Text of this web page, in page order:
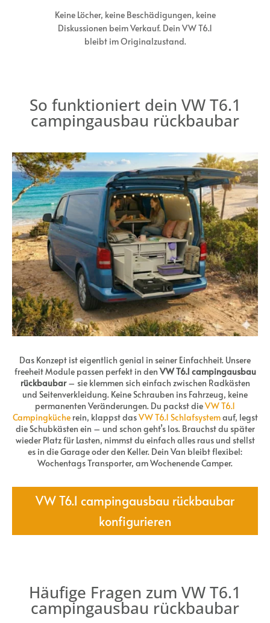
Keine Löcher, keine Beschädigungen, keine
Diskussionen beim Verkauf. Dein VW T6.1
bleibt im Originalzustand.
So funktioniert dein VW T6.1
campingausbau rückbaubar
Das Konzept ist eigentlich genial in seiner Einfachheit. Unsere
freeheit Module passen perfekt in den VW T6.1 campingausbau
rückbaubar– sie klemmen sich einfach zwischen Radkästen
und Seitenverkleidung. Keine Schrauben ins Fahrzeug, keine
permanenten Veränderungen. Du packst dieVW T6.1
Campingkücherein, klappst dasVW T6.1 Schlafsystemauf, legst
die Schubkästen ein – und schon geht’s los. Brauchst du später
wieder Platz für Lasten, nimmst du einfach alles raus und stellst
es in die Garage oder den Keller. Dein Van bleibt flexibel:
Wochentags Transporter, am Wochenende Camper.
VW T6.1 campingausbau rückbaubar
konfigurieren
Häufige Fragen zum VW T6.1
campingausbau rückbaubar